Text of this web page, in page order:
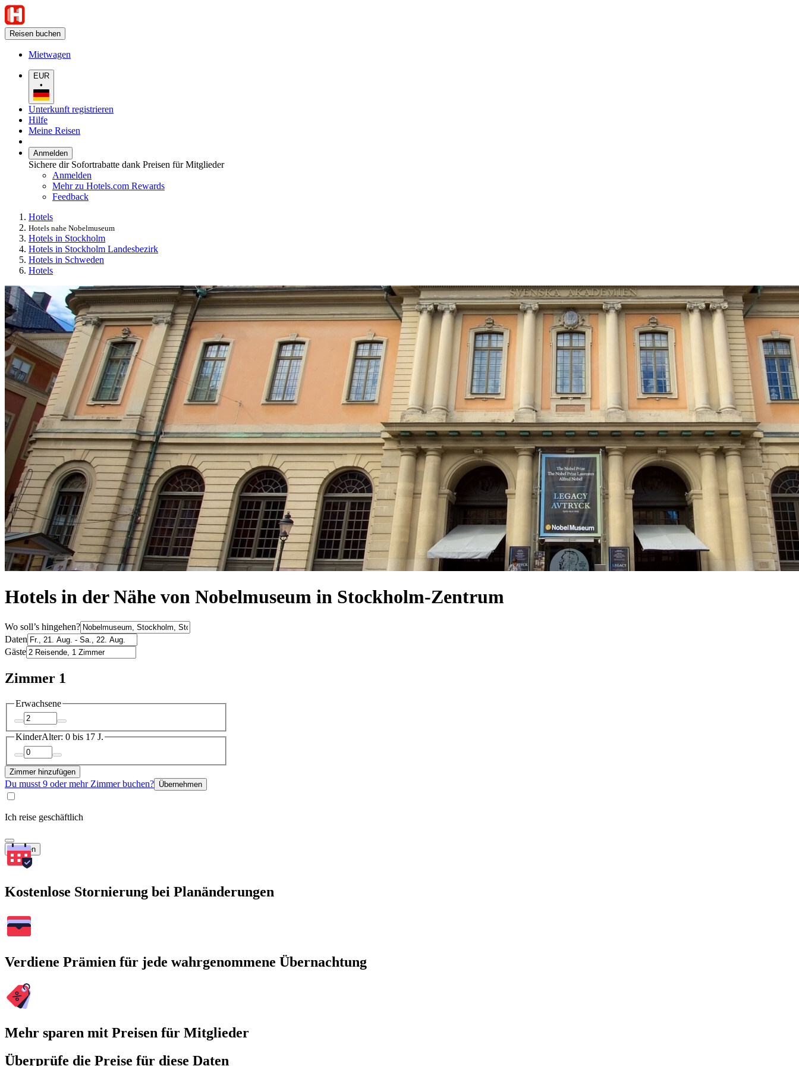
Reisen buchen
Mietwagen
EUR
•
Unterkunft registrieren
Hilfe
Meine Reisen
Anmelden
Sichere dir Sofortrabatte dank Preisen für Mitglieder
Anmelden
Mehr zu Hotels.com Rewards
Feedback
Hotels
Hotels nahe Nobelmuseum
Hotels in Stockholm
Hotels in Stockholm Landesbezirk
Hotels in Schweden
Hotels
Hotels in der Nähe von Nobelmuseum in Stockholm-Zentrum
Wo soll’s hingehen?
Daten
Gäste
Zimmer 1
Erwachsene
KinderAlter: 0 bis 17 J.
Zimmer hinzufügen
Du musst 9 oder mehr Zimmer buchen? Übernehmen
Ich reise geschäftlich
Suchen
Kostenlose Stornierung bei Planänderungen
Verdiene Prämien für jede wahrgenommene Übernachtung
Mehr sparen mit Preisen für Mitglieder
Überprüfe die Preise für diese Daten